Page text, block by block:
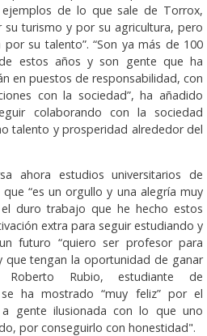
de lo que sale de Torrox,
turismo y por su agricultura, pero
su talento”. “Son ya más de 100
estos años y son gente que ha
en puestos de responsabilidad, con
con la sociedad”, ha añadido
colaborando con la sociedad
talento y prosperidad alrededor del
ahora estudios universitarios de
“es un orgullo y una alegría muy
duro trabajo que he hecho estos
extra para seguir estudiando y
futuro “quiero ser profesor para
que tengan la oportunidad de ganar
Roberto Rubio, estudiante de
se ha mostrado “muy feliz” por el
gente ilusionada con lo que uno
por conseguirlo con honestidad".